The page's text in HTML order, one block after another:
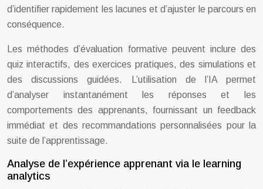
d’identifier rapidement les lacunes et d’ajuster le parcours en
conséquence.
Les méthodes d’évaluation formative peuvent inclure des
quiz interactifs, des exercices pratiques, des simulations et
des discussions guidées. L’utilisation de l’IA permet
d’analyser instantanément les réponses et les
comportements des apprenants, fournissant un feedback
immédiat et des recommandations personnalisées pour la
suite de l’apprentissage.
Analyse de l’expérience apprenant via le learning
analytics